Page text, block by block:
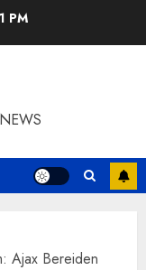
PM
Ajax Bereiden